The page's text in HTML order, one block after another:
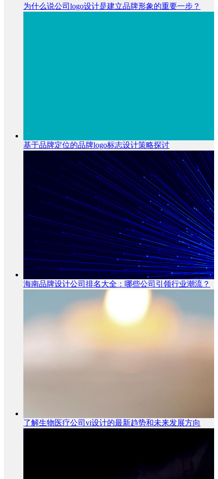
为什么说公司logo设计是建立品牌形象的重要一步？
基于品牌定位的品牌logo标志设计策略探讨
海南品牌设计公司排名大全：哪些公司引领行业潮流？
了解生物医疗公司vi设计的最新趋势和未来发展方向